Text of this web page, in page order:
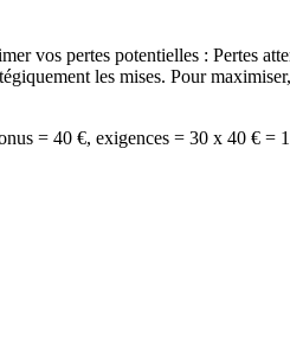
vos pertes potentielles : Pertes
les mises. Pour
= 40 €, exigences = 30 x 40 € =